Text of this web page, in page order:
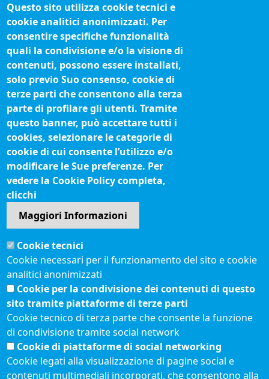
Concorsi e selezioni
Organigramma
Procedimenti (come fare per)
Siti tematici
Biblioteca camerale
Fatturazione elettronica
IBAN pagamenti alla CCIAA
Questionari soddisfazione utenti
Seguici su
Sito web
Accesso riservato
Mappa del sito
Redazione
Statistiche di accesso
Visite totali al portale: 2642848
Menù privacy
Feed RSS
© 2021 Camere di
Commercio d'Italia
Questo sito utilizza cookie tecnici e
cookie analitici anonimizzati. Per
consentire specifiche funzionalità
quali la condivisione e/o la visione di
contenuti, possono essere installati,
solo previo Suo consenso, cookie di
terze parti che consentono alla terza
parte di profilare gli utenti. Tramite
questo banner, può accettare tutti i
cookies, selezionare le categorie di
cookie di cui consente l’utilizzo e/o
modificare le Sue preferenze. Per
vedere la Cookie Policy completa,
clicchi
Maggiori Informazioni
Cookie tecnici
Cookie necessari per il funzionamento del sito e cookie
analitici anonimizzati
Cookie per la condivisione dei contenuti di questo
sito tramite piattaforme di terze parti
Cookie tecnico di terza parte che consente la funzione
di condivisione tramite social network
Cookie di piattaforme di social networking
Cookie legati alla visualizzazione di pagine social e
contenuti multimediali incorporati, che consentono alla